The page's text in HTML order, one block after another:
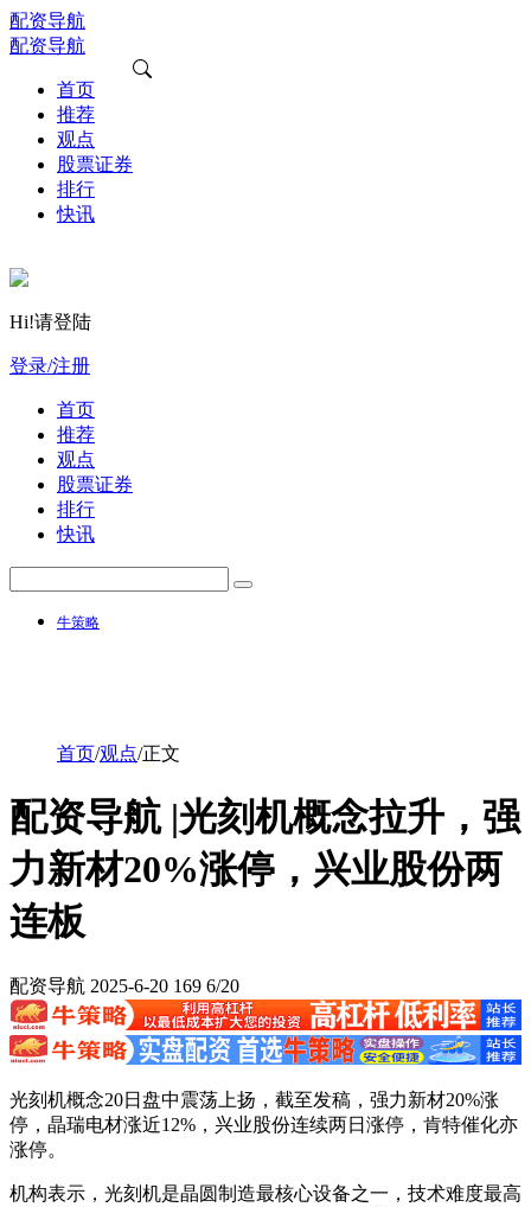
配资导航
配资导航
首页
推荐
观点
股票证券
排行
快讯
Hi!请登陆
登录/注册
首页
推荐
观点
股票证券
排行
快讯
牛策略
首页/观点/正文
配资导航 |光刻机概念拉升，强
力新材20%涨停，兴业股份两
连板
配资导航 2025-6-20 169 6/20
光刻机概念20日盘中震荡上扬，截至发稿，强力新材20%涨
停，晶瑞电材涨近12%，兴业股份连续两日涨停，肯特催化亦
涨停。
机构表示，光刻机是晶圆制造最核心设备之一，技术难度最高